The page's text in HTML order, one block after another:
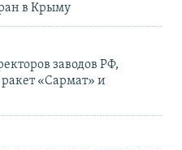
в Крыму
заводов РФ,
«Сармат» и